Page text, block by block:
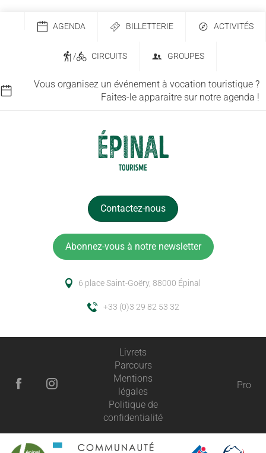
AGENDA BILLETTERIE ACTIVITÉS
/ CIRCUITS GROUPES
Vous organisez un événement à vocation touristique ?
Faites-le apparaitre sur notre agenda !
Contactez-nous
Abonnez-vous à notre newsletter
6 place Saint-Goëry, 88000 Épinal
+33 (0)3 29 82 53 32
Livrets
Parcours
Mentions
légales
Politique de
confidentialité
Pro